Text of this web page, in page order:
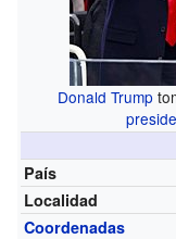
Donald Trump
País
Localidad
Coordenadas